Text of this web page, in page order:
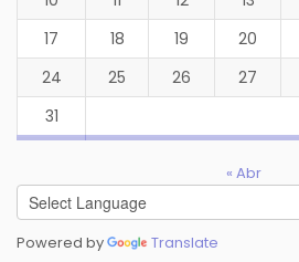
17
18 19 20
24
25 26 27
31
« Abr
Powered by Translate